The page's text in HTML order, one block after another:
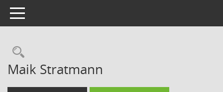
Toggle navigation
Rechercheauswahl
Maik Stratmann